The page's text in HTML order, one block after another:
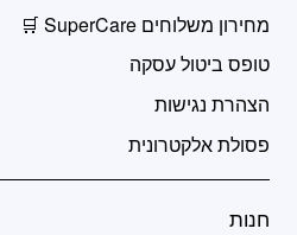
מחירון משלוחים SuperCare 🛒
טופס ביטול עסקה
הצהרת נגישות
פסולת אלקטרונית
חנות